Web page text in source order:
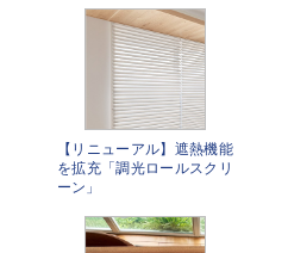
【リニューアル】遮熱機能
を拡充「調光ロールスクリ
ーン」